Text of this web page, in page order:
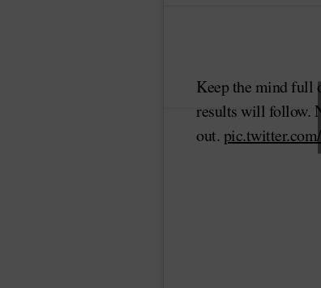
Keep the mind full
results will follow.
out.